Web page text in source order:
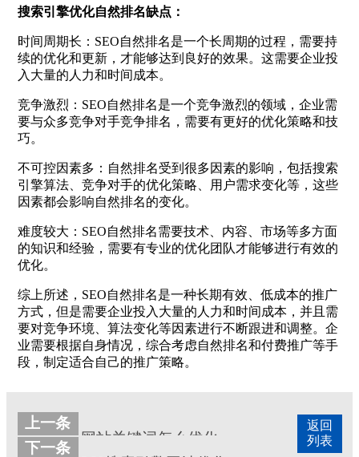
搜索引擎优化自然排名缺点：
时间周期长：SEO自然排名是一个长周期的过程，需要持
续的优化和更新，才能够达到良好的效果。这需要企业投
入大量的人力和时间成本。
竞争激烈：SEO自然排名是一个竞争激烈的领域，企业需
要与众多竞争对手竞争排名，需要有更好的优化策略和技
巧。
不可控因素多：自然排名受到很多因素的影响，包括搜索
引擎算法、竞争对手的优化策略、用户需求变化等，这些
因素都会影响自然排名的变化。
难度较大：SEO自然排名需要技术、内容、市场等多方面
的知识和经验，需要有专业的优化团队才能够进行有效的
优化。
综上所述，SEO自然排名是一种长期有效、低成本的推广
方式，但是需要企业投入大量的人力和时间成本，并且需
要对竞争环境、算法变化等因素进行不断跟进和调整。企
业需要根据自身情况，综合考虑自然排名和付费推广等手
段，制定适合自己的推广策略。
返回
列表
上一条
网站关键词怎么优化
下一条